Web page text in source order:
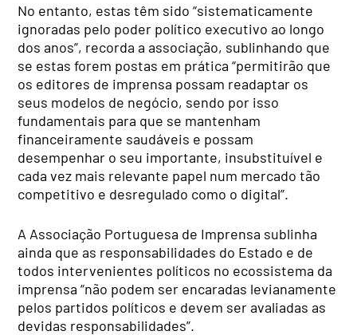
No entanto, estas têm sido “sistematicamente
ignoradas pelo poder político executivo ao longo
dos anos”, recorda a associação, sublinhando que
se estas forem postas em prática “permitirão que
os editores de imprensa possam readaptar os
seus modelos de negócio, sendo por isso
fundamentais para que se mantenham
financeiramente saudáveis e possam
desempenhar o seu importante, insubstituível e
cada vez mais relevante papel num mercado tão
competitivo e desregulado como o digital”.
A Associação Portuguesa de Imprensa sublinha
ainda que as responsabilidades do Estado e de
todos intervenientes políticos no ecossistema da
imprensa “não podem ser encaradas levianamente
pelos partidos políticos e devem ser avaliadas as
devidas responsabilidades”.